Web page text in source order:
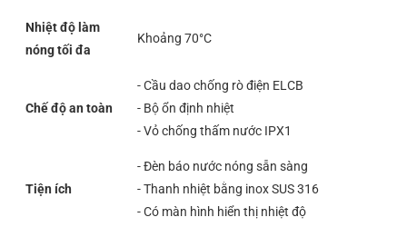
Nhiệt độ làm
nóng tối đa
Khoảng 70°C
Chế độ an toàn
- Cầu dao chống rò điện ELCB
- Bộ ổn định nhiệt
- Vỏ chống thấm nước IPX1
Tiện ích
- Đèn báo nước nóng sẵn sàng
- Thanh nhiệt bằng inox SUS 316
- Có màn hình hiển thị nhiệt độ